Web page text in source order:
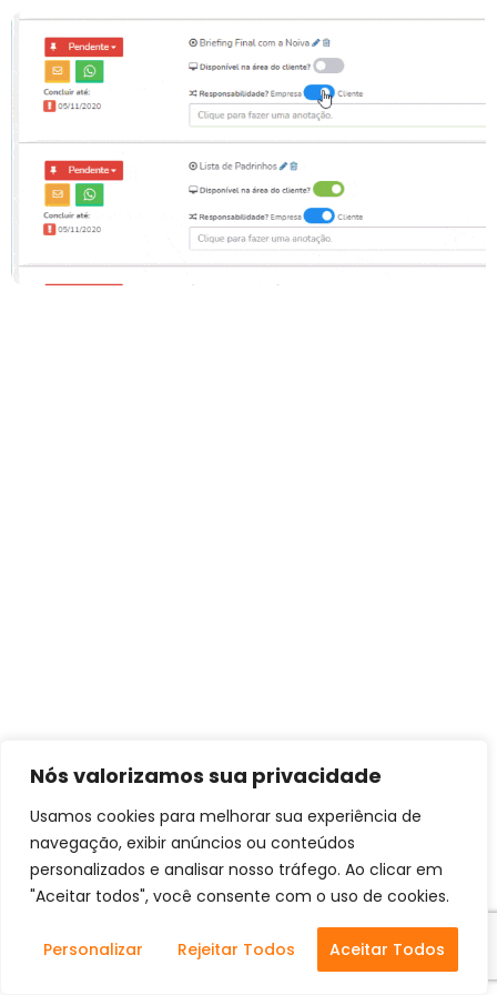
Nós valorizamos sua privacidade
Usamos cookies para melhorar sua experiência de
navegação, exibir anúncios ou conteúdos
personalizados e analisar nosso tráfego. Ao clicar em
"Aceitar todos", você consente com o uso de cookies.
Personalizar Rejeitar Todos Aceitar Todos